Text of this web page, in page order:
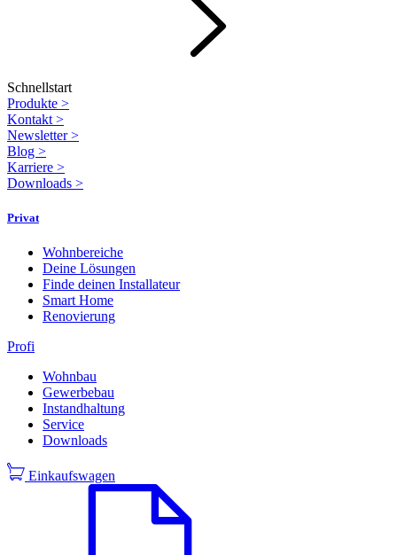
Schnellstart
Produkte >
Kontakt >
Newsletter>
Blog >
Karriere >
Downloads >
Privat
Wohnbereiche
Deine Lösungen
Finde deinen Installateur
Smart Home
Renovierung
Profi
Wohnbau
Gewerbebau
Instandhaltung
Service
Downloads
Einkaufswagen